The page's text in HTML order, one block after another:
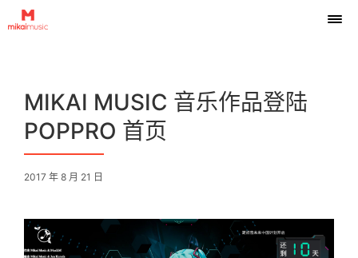
MIKAI MUSIC 音乐作品登陆
POPPRO 首页
2017 年 8 月 21 日